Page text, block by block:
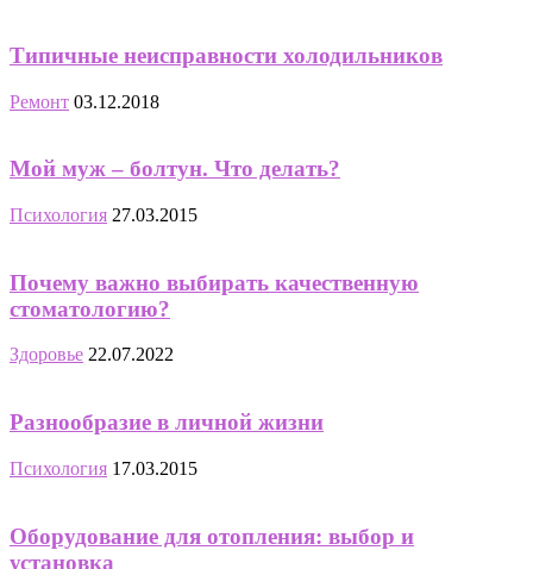
Типичные неисправности холодильников
Ремонт 03.12.2018
Мой муж – болтун. Что делать?
Психология 27.03.2015
Почему важно выбирать качественную
стоматологию?
Здоровье 22.07.2022
Разнообразие в личной жизни
Психология 17.03.2015
Оборудование для отопления: выбор и
установка